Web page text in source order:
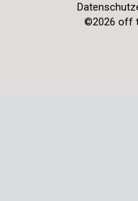
©2026 off